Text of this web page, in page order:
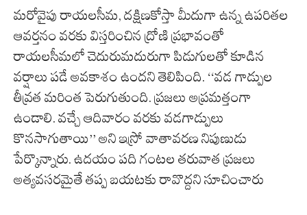
మరోవైపు రాయలసీమ, దక్షిణకోస్తా మీదుగా ఉన్న ఉపరితల
ఆవర్తనం వరకు విస్తరించిన ద్రోణి ప్రభావంతో
రాయలసీమలో చెదురుమదురుగా పిడుగులతో కూడిన
వర్షాలు పడే అవకాశం ఉందని తెలిపింది. ‘‘వడ గాడ్పుల
తీవ్రత మరింత పెరుగుతుంది. ప్రజలు అప్రమత్తంగా
ఉండాలి. వచ్చే ఆదివారం వరకు వడగాడ్పులు
కొనసాగుతాయి’’ అని ఇస్రో వాతావరణ నిపుణుడు
పేర్కొన్నారు. ఉదయం పది గంటల తరువాత ప్రజలు
అత్యవసరమైతే తప్ప బయటకు రావొద్దని సూచించారు